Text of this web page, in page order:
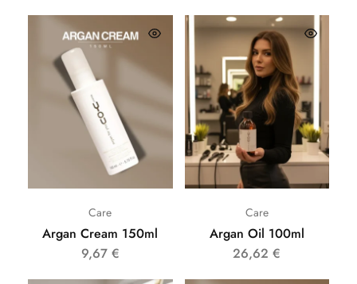
Care
Argan Cream 150ml
9,67 €
Care
Argan Oil 100ml
26,62€